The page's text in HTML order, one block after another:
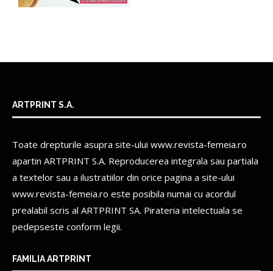
ARTPRINT S.A.
Toate drepturile asupra site-ului www.revista-femeia.ro
apartin ARTPRINT S.A. Reproducerea integrala sau partiala
a textelor sau a ilustratiilor din orice pagina a site-ului
www.revista-femeia.ro este posibila numai cu acordul
prealabil scris al ARTPRINT SA. Pirateria intelectuala se
pedepseste conform legii.
FAMILIA ARTPRINT